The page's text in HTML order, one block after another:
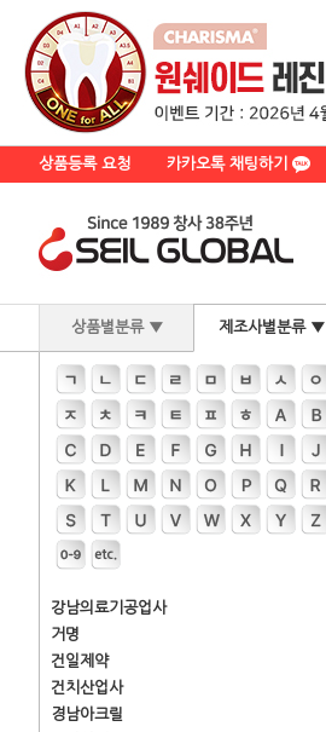
상품등록 요청 카카오톡 채팅하기
상품별분류 ▼ 제조사별분류 ▼
강남의료기공업사
거명
건일제약
건치산업사
경남아크릴